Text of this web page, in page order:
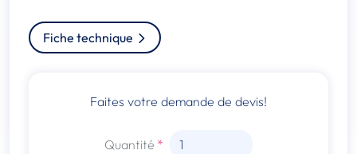
Fiche technique
Faites votre demande de devis!
Quantité